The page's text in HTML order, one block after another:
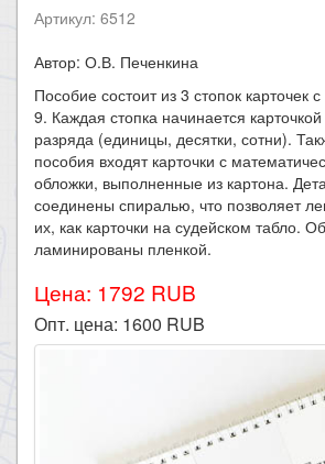
Артикул: 6512
Автор: О.В. Печенкина
Пособие состоит из 3 стопок карточек
9. Каждая стопка начинается
разряда (единицы, десятки, сотни).
пособия входят карточки с
обложки, выполненные из картона.
соединены спиралью, что позволяет
их, как карточки на судейском табло.
ламинированы пленкой.
Цена: 1792 RUB
Опт. цена: 1600 RUB